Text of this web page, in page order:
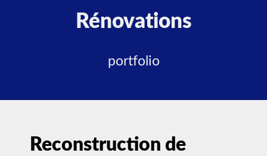
Rénovations
portfolio
Reconstruction de